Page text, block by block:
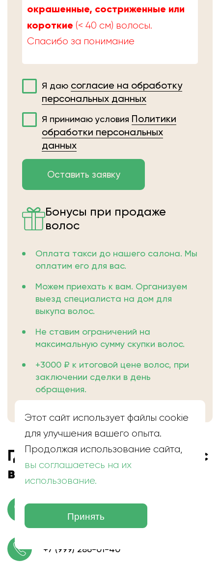
окрашенные, состриженные или
короткие (< 40 см) волосы.
Спасибо за понимание
Я даю согласие на обработку
персональных данных
Я принимаю условия Политики
обработки персональных
данных
Бонусы при продаже
волос
Оплата такси до нашего салона. Мы
оплатим его для вас.
Можем приехать к вам. Организуем
выезд специалиста на дом для
выкупа волос.
Не ставим ограничений на
максимальную сумму скупки волос.
+3000 ₽ к итоговой цене волос, при
заключении сделки в день
обращения.
Где находится скупка волос
в Тучково
пгт. Тучково, Улица Партизан, 33
+7 (999) 286-01-40
Этот сайт использует файлы cookie
для улучшения вашего опыта.
Продолжая использование сайта,
вы соглашаетесь на их
использование.
Принять